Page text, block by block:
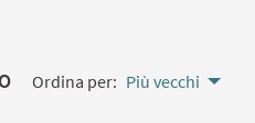
Ordina per: Più vecchi